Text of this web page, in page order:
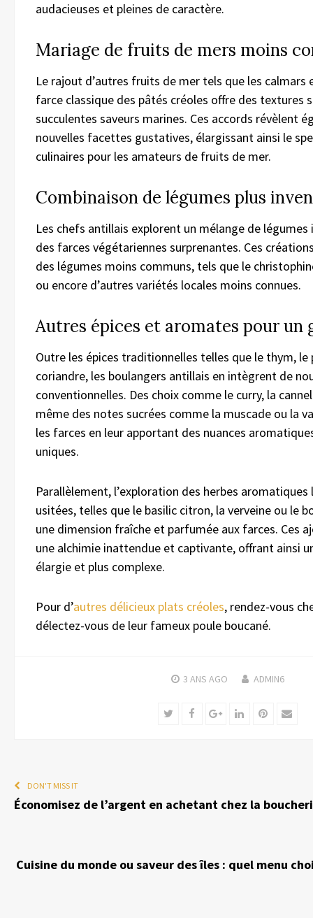
audacieuses et pleines de caractère.
Mariage de fruits de mers moins
Le rajout d’autres fruits de mer tels que les calmars
farce classique des pâtés créoles offre des textures
succulentes saveurs marines. Ces accords révèlent
nouvelles facettes gustatives, élargissant ainsi le
culinaires pour les amateurs de fruits de mer.
Combinaison de légumes plus
Les chefs antillais explorent un mélange de
des farces végétariennes surprenantes. Ces
des légumes moins communs, tels que le
ou encore d’autres variétés locales moins connues.
Autres épices et aromates pour un
Outre les épices traditionnelles telles que le thym, le
coriandre, les boulangers antillais en intègrent de
conventionnelles. Des choix comme le curry, la
même des notes sucrées comme la muscade ou la
les farces en leur apportant des nuances
uniques.
Parallèlement, l’exploration des herbes aromatiques
usitées, telles que le basilic citron, la verveine ou le
une dimension fraîche et parfumée aux farces. Ces
une alchimie inattendue et captivante, offrant ainsi
élargie et plus complexe.
Pour d’autres délicieux plats créoles, rendez-vous
délectez-vous de leur fameux poule boucané.
3 ANS AGO ADMIN6
TwitterFacebookGoogle+LinkedInPinterestEmail
DON'T MISS IT
Économisez de l’argent en achetant chez la
Cuisine du monde ou saveur des îles : quel menu